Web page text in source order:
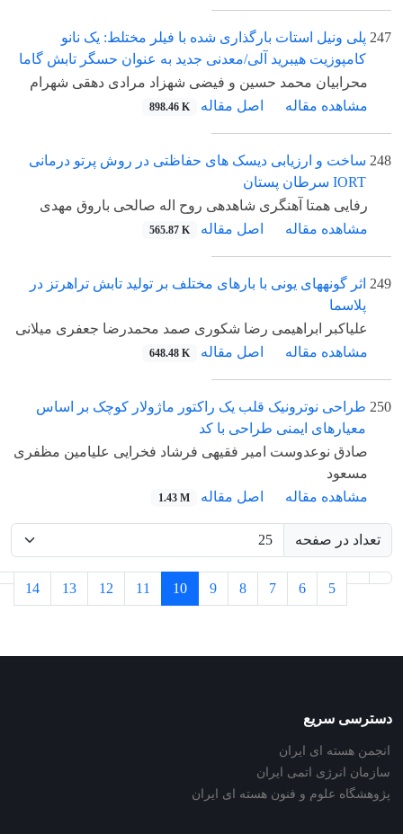
247 پلی ونیل استات بارگذاری شده با فیلر مختلط: یک نانو
کامپوزیت هیبرید آلی/معدنی جدید به عنوان حسگر تابش گاما
محرابیان محمد حسین و فیضی شهزاد مرادی دهقی شهرام
مشاهده مقاله
اصل مقاله 898.46 K
248 ساخت و ارزیابی دیسک های حفاظتی در روش پرتو درمانی
IORT سرطان پستان
رفایی همتا آهنگری شاهدهی روح اله صالحی باروق مهدی
مشاهده مقاله
اصل مقاله 565.87 K
249 اثر گونههای یونی با بارهای مختلف بر تولید تابش تراهرتز در
پلاسما
علیاکبر ابراهیمی رضا شکوری صمد محمدرضا جعفری میلانی
مشاهده مقاله
اصل مقاله 648.48 K
250 طراحی نوترونیک قلب یک راکتور ماژولار کوچک بر اساس
معیارهای ایمنی طراحی با کد
صادق نوعدوست امیر فقیهی فرشاد فخرایی علیامین مظفری
مسعود
مشاهده مقاله
اصل مقاله 1.43 M
تعداد در صفحه
5
6
7
8
9
10
11
12
13
14
دسترسی سریع
انجمن هسته ای ایران
سازمان انرژی اتمی ایران
پژوهشگاه علوم و فنون هسته ای ایران